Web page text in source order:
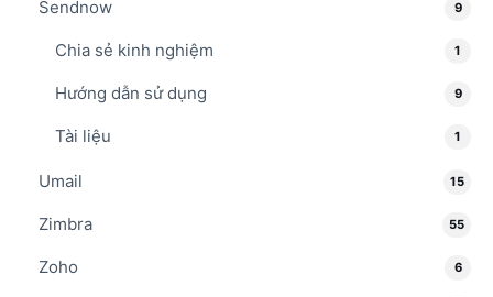
Sendnow 9
Chia sẻ kinh nghiệm 1
Hướng dẫn sử dụng 9
Tài liệu 1
Umail 15
Zimbra 55
Zoho 6